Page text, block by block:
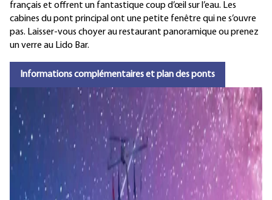
français et offrent un fantastique coup d’œil sur l’eau. Les
cabines du pont principal ont une petite fenêtre qui ne s’ouvre
pas. Laisser-vous choyer au restaurant panoramique ou prenez
un verre au Lido Bar.
Informations complémentaires et plan des ponts